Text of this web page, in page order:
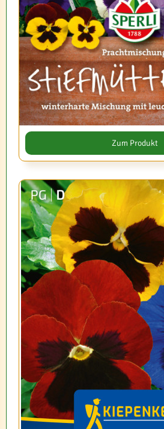
Zum Produkt